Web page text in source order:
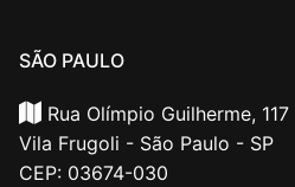
SÃO PAULO
Rua Olímpio Guilherme, 117
Vila Frugoli - São Paulo - SP
CEP: 03674-030